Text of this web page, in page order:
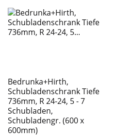
Bedrunka+Hirth,
Schubladenschrank Tiefe
736mm, R 24-24, 5 - 7
Schubladen,
Schubladengr. (600 x
600mm)